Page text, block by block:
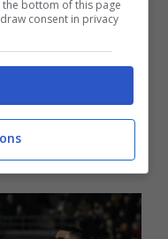
di
azzurri
del
un grande
bottom of this page
consent in privacy